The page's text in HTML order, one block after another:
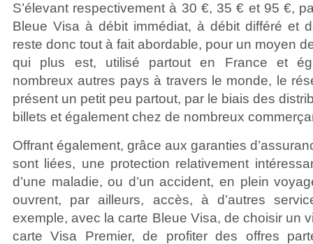
S’élevant respectivement à 30 €, 35 € et 95 €,
Bleue Visa à débit immédiat, à débit différé et
reste donc tout à fait abordable, pour un moyen
qui plus est, utilisé partout en France et
nombreux autres pays à travers le monde, le
présent un petit peu partout, par le biais des
billets et également chez de nombreux
Offrant également, grâce aux garanties
sont liées, une protection relativement
d’une maladie, ou d’un accident, en plein
ouvrent, par ailleurs, accès, à d’autres
exemple, avec la carte Bleue Visa, de choisir un
carte Visa Premier, de profiter des offres